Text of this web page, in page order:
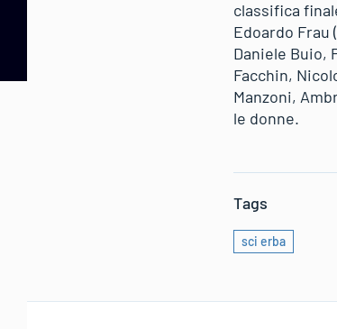
classifica
Edoardo Frau
Daniele Buio,
Facchin,
Manzoni,
le donne.
Tags
sci erba